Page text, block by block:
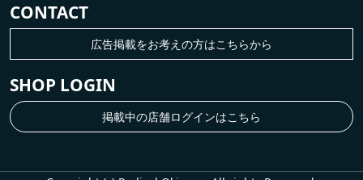
SHOP LOGIN
掲載中の店舗ログインはこちら
CONTACT
広告掲載をお考えの方はこちらから